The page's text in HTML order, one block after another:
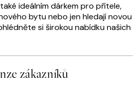
ideálním dárkem pro přítele,
bytu nebo jen hledají novou
si širokou nabídku našich
zákazníků